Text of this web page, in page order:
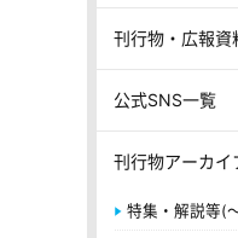
刊行物・広報資
公式SNS一覧
刊行物アーカイ
特集・解説等(